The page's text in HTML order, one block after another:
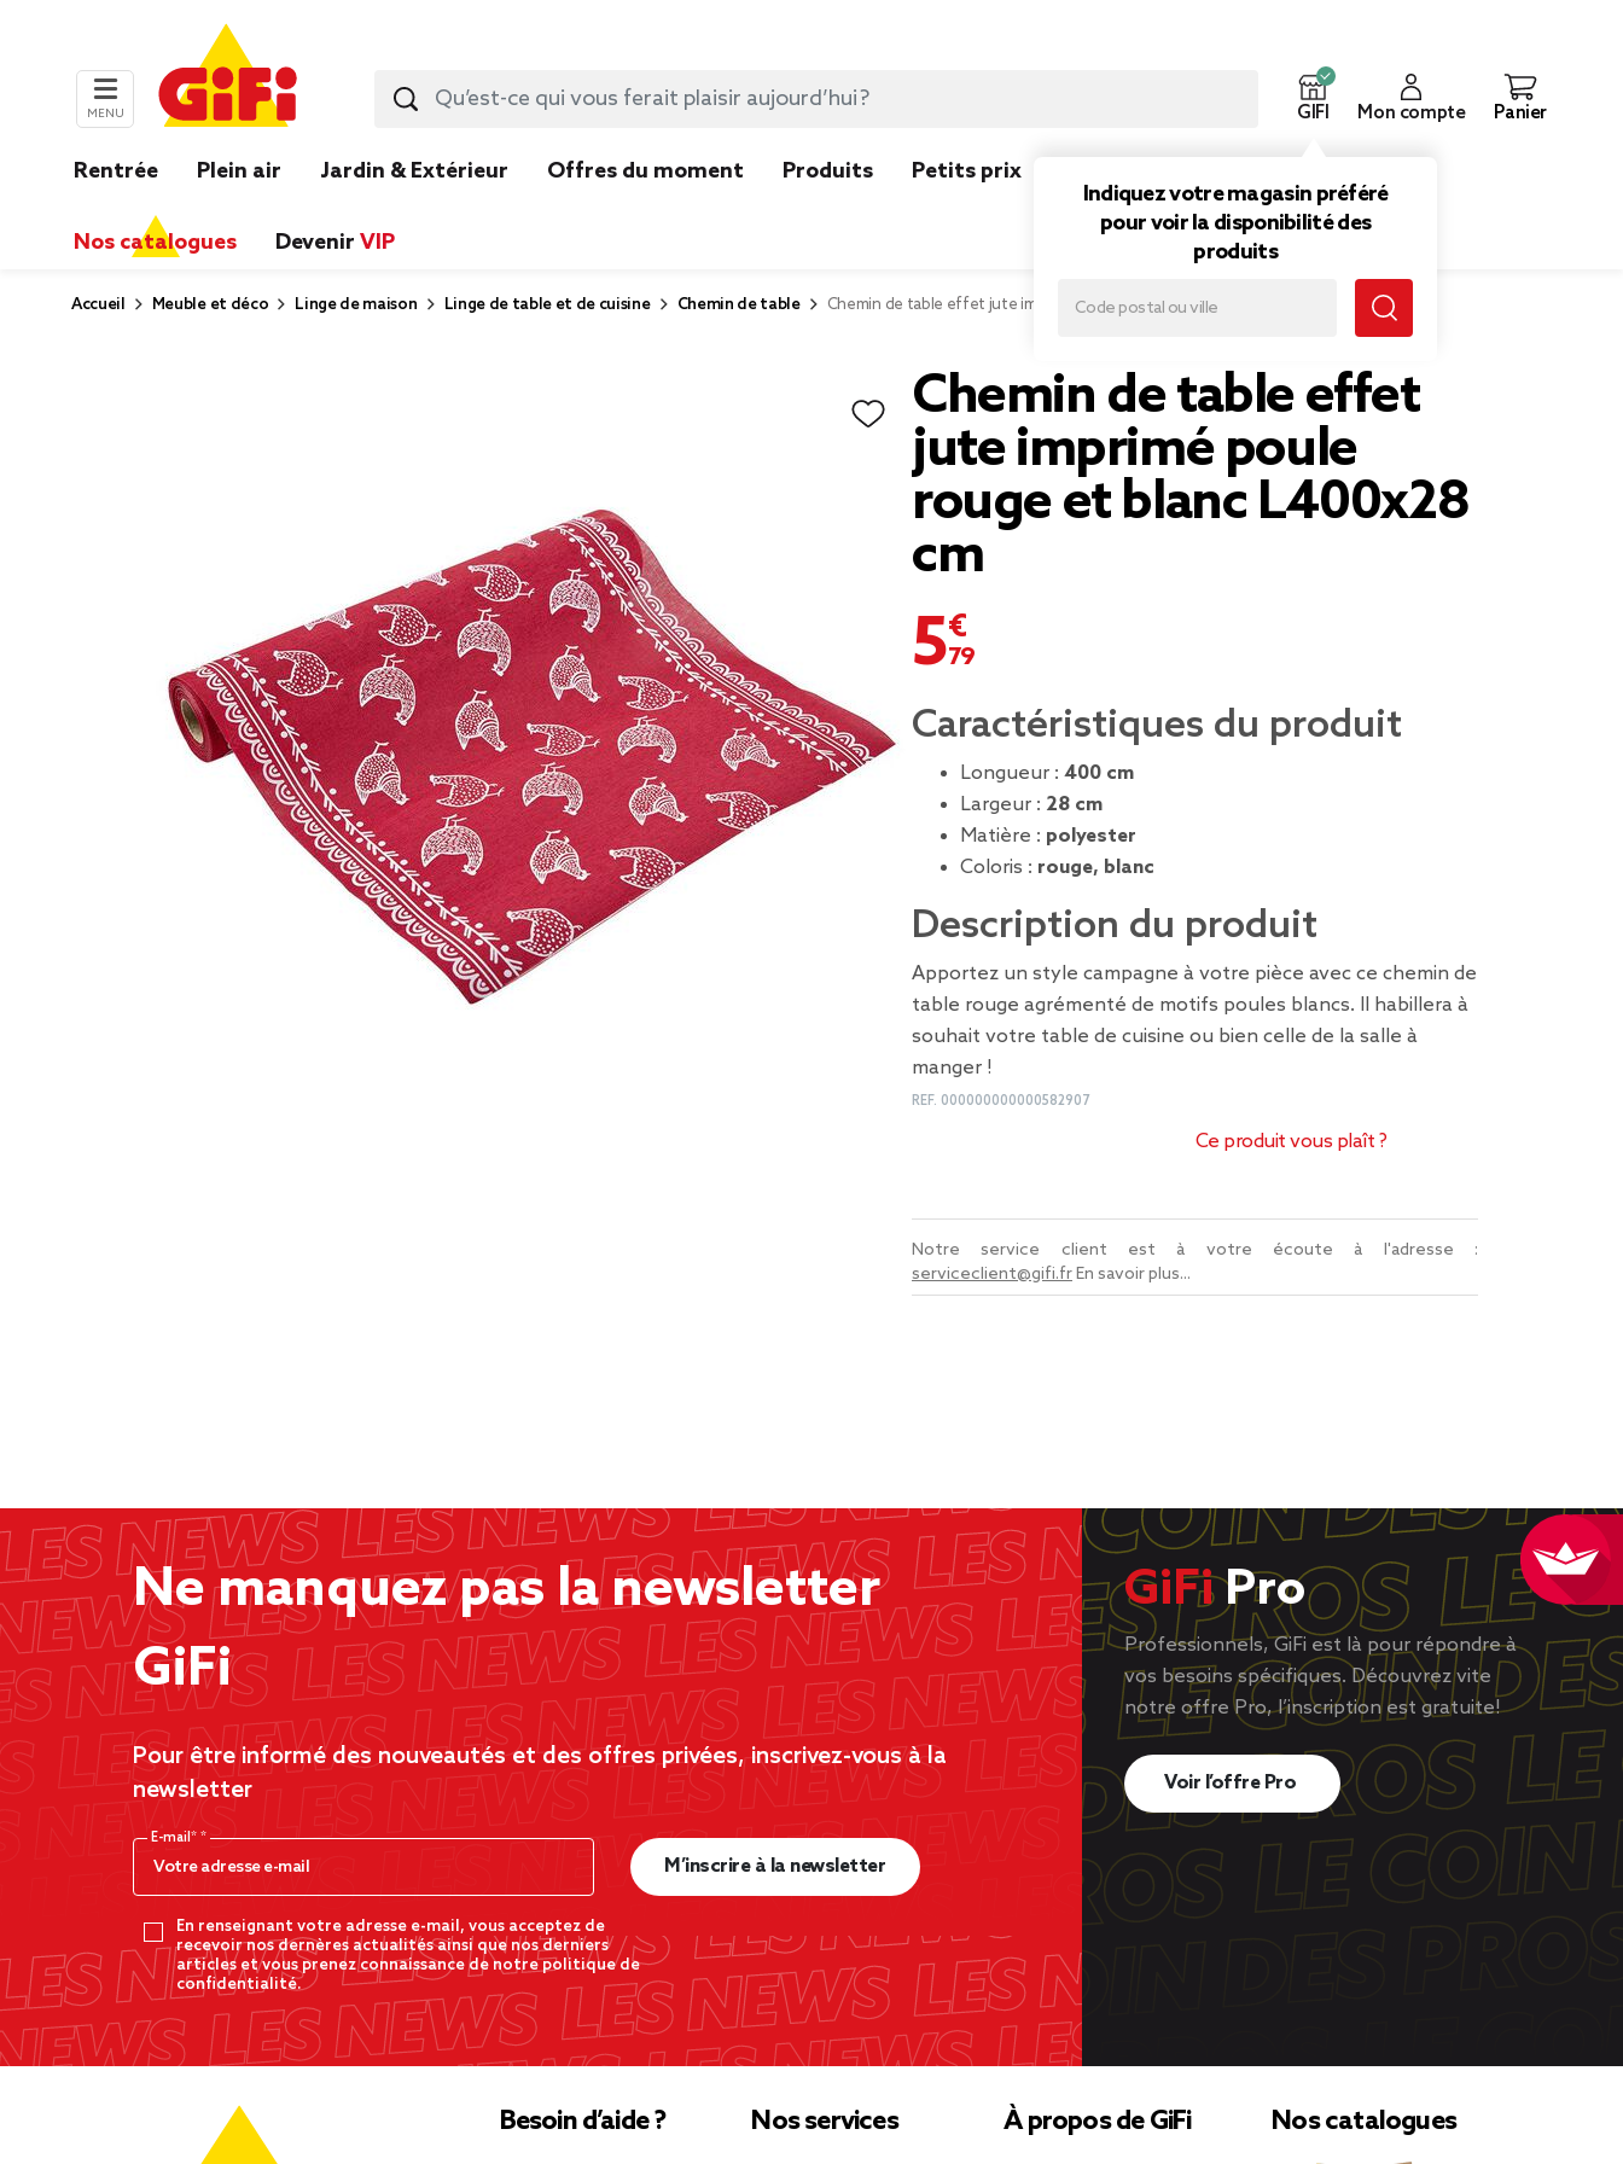
MENU GIFI
Indiquez votre magasin préféré
pour voir la disponibilité des
produits
Mon compte Panier
Rentrée Plein air Jardin & Extérieur Offres du moment Produits Petits prix
Nos catalogues Devenir VIP
Accueil Meuble et déco Linge de maison Linge de table et de cuisine Chemin de table Chemin de table effet jute imprimé poule rouge et blanc L400x28 cm
Chemin de table effet
jute imprimé poule
rouge et blanc L400x28
cm
5,79 €
Caractéristiques du produit
Longueur : 400 cm
Largeur : 28 cm
Matière : polyester
Coloris : rouge, blanc
Description du produit
Apportez un style campagne à votre pièce avec ce chemin de
table rouge agrémenté de motifs poules blancs. Il habillera à
souhait votre table de cuisine ou bien celle de la salle à
manger !
REF. 000000000000582907
Ce produit vous plaît ?
Notre service client est à votre écoute à l'adresse :
serviceclient@gifi.frEn savoir plus...
Ne manquez pas la newsletter
GiFi
Pour être informé des nouveautés et des offres privées, inscrivez-vous à la
newsletter
E-mail*
En renseignant votre adresse e-mail, vous acceptez de
recevoir nos dernères actualités ainsi que nos derniers
articles et vous prenez connaissance de notre politique de
confidentialité.
M’inscrire à la newsletter
GiFiPro
Professionnels, GiFi est là pour répondre à
vos besoins spécifiques. Découvrez vite
notre offre Pro, l’inscription est gratuite!
Voir l’offre Pro
Besoin d’aide ? Nos services À propos de GiFi Nos catalogues